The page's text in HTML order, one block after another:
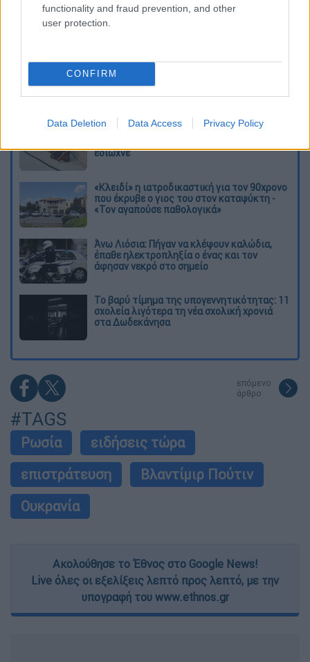
functionality and fraud prevention, and other
user protection.
CONFIRM
Data Deletion Data Access Privacy Policy
Η προηγούμενη
επιστράτευση
εξωτερικό.
Διαβάστε ακόμη
Τα «γεράκια» της Ψάθας: Έσωσαν από τη
έδιωχνε
«Κλειδί» η ιατροδικαστική για τον 90χρονο
που έκρυβε ο γιος του στον καταψύκτη -
«Τον αγαπούσε παθολογικά»
Άνω Λιόσια: Πήγαν να κλέψουν καλώδια,
έπαθε ηλεκτροπληξία ο ένας και τον
άφησαν νεκρό στο σημείο
Το βαρύ τίμημα της υπογεννητικότητας: 11
σχολεία λιγότερα τη νέα σχολική χρονιά
στα Δωδεκάνησα
επόμενο
άρθρο
#TAGS
Ρωσία
ειδήσεις τώρα
επιστράτευση
Βλαντίμιρ Πούτιν
Ουκρανία
Ακολούθησε το Έθνος στο Google News!
Live όλες οι εξελίξεις λεπτό προς λεπτό, με την
υπογραφή του www.ethnos.gr